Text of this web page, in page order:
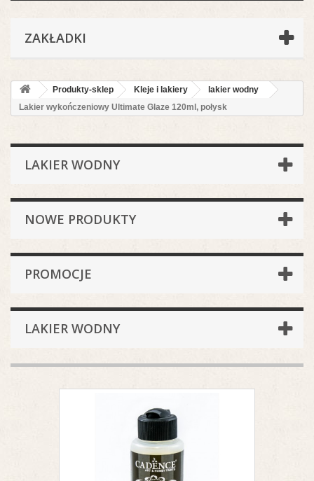
ZAKŁADKI
Produkty-sklep Kleje i lakiery
lakier wodny
Lakier wykończeniowy Ultimate Glaze 120ml, połysk
LAKIER WODNY
NOWE PRODUKTY
PROMOCJE
LAKIER WODNY